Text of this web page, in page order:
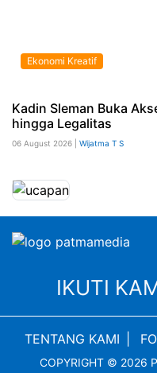
Ekonomi Kreatif
Kadin Sleman Buka
hingga Legalitas
06 August 2026 | Wijatma T S
IKUTI
TENTANG KAMI
COPYRIGHT © 2026